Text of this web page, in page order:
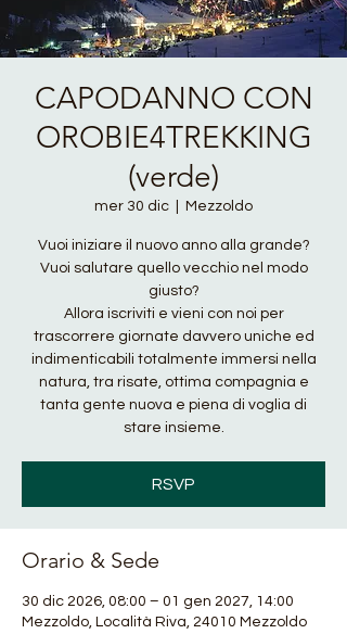
CAPODANNO CON
OROBIE4TREKKING
(verde)
mer 30 dic Mezzoldo
Vuoi iniziare il nuovo anno alla grande?
Vuoi salutare quello vecchio nel modo
giusto?
Allora iscriviti e vieni con noi per
trascorrere giornate davvero uniche ed
indimenticabili totalmente immersi nella
natura, tra risate, ottima compagnia e
tanta gente nuova e piena di voglia di
stare insieme.
RSVP
Orario & Sede
30 dic 2026, 08:00 – 01 gen 2027, 14:00
Mezzoldo, Località Riva, 24010 Mezzoldo